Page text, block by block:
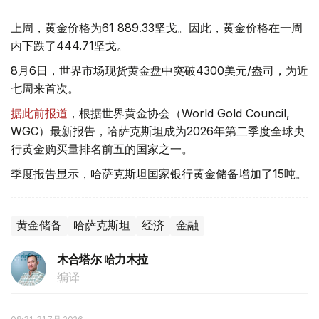
上周，黄金价格为61 889.33坚戈。因此，黄金价格在一周
内下跌了444.71坚戈。
8月6日，世界市场现货黄金盘中突破4300美元/盎司，为近
七周来首次。
据此前报道 ，根据世界黄金协会（World Gold Council,
WGC）最新报告，哈萨克斯坦成为2026年第二季度全球央
行黄金购买量排名前五的国家之一。
季度报告显示，哈萨克斯坦国家银行黄金储备增加了15吨。
黄金储备 哈萨克斯坦 经济 金融
木合塔尔 哈力木拉
编译